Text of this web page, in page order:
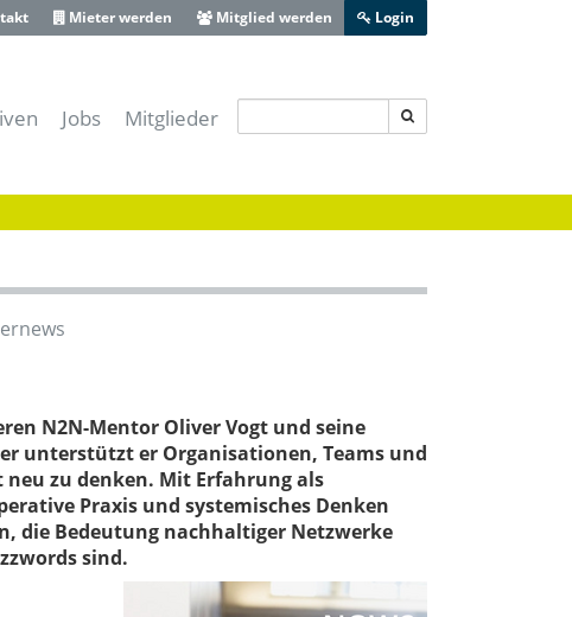
IT-Sicherheitscluster e.V.
Lotse Schwaben
Zentrum Schwaben
Bayerisch-Schwaben
Augsburg
Jobs Mitglieder
Mieter werden Mitglied werden Login
N2N-Mentor Oliver Vogt und seine
unterstützt er Organisationen, Teams und
zu denken. Mit Erfahrung als
Praxis und systemisches Denken
die Bedeutung nachhaltiger Netzwerke
sind.